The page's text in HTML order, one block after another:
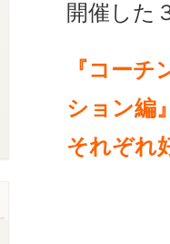
開催した
『コー
ション編
それぞれ